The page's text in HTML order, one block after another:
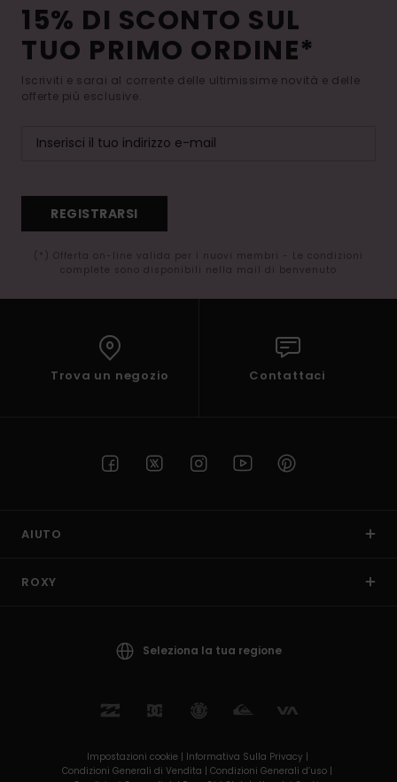
15% DI SCONTO SUL
TUO PRIMO ORDINE*
Iscriviti e sarai al corrente delle ultimissime novità e delle
offerte più esclusive.
REGISTRARSI
(*) Offerta on-line valida per i nuovi membri - Le condizioni
complete sono disponibili nella mail di benvenuto
Trova un negozio Contattaci
AIUTO
ROXY
Seleziona la tua regione
Impostazioni cookie | Informativa Sulla Privacy |
Condizioni Generali di Vendita | Condizioni Generali d’uso |